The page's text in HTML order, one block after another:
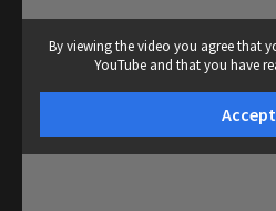
By viewing the video you agree that
YouTube and that you have
Accept